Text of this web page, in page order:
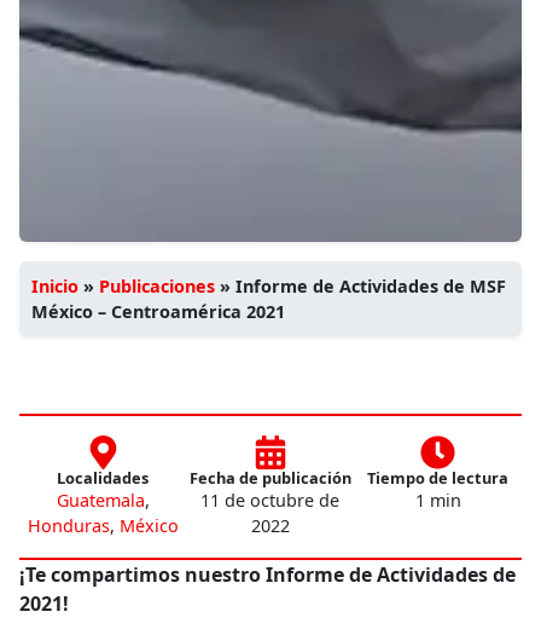
Inicio » Publicaciones » Informe de Actividades de MSF
México – Centroamérica 2021
Localidades
Guatemala,
Honduras, México
Fecha de publicación
11 de octubre de
2022
Tiempo de lectura
1 min
¡Te compartimos nuestro Informe de Actividades de
2021!